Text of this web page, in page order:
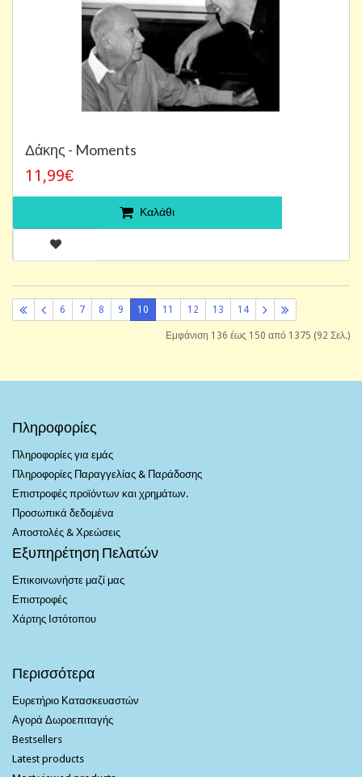
Δάκης - Moments
11,99€
Καλάθι
6 7 8 9 10 11 12 13 14
Εμφάνιση 136 έως 150 από 1375 (92 Σελ.)
Πληροφορίες
Πληροφορίες για εμάς
Πληροφορίες Παραγγελίας & Παράδοσης
Επιστροφές προϊόντων και χρημάτων.
Προσωπικά δεδομένα
Αποστολές & Χρεώσεις
Εξυπηρέτηση Πελατών
Επικοινωνήστε μαζί μας
Επιστροφές
Χάρτης Ιστότοπου
Περισσότερα
Ευρετήριο Κατασκευαστών
Αγορά Δωροεπιταγής
Bestsellers
Latest products